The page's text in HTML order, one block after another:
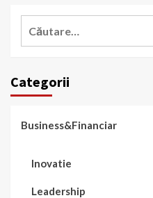
Categorii
Business&Financiar
Inovatie
Leadership